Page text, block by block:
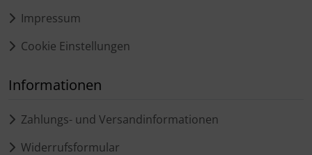
Impressum
Cookie Einstellungen
Informationen
Zahlungs- und Versandinformationen
Widerrufsformular